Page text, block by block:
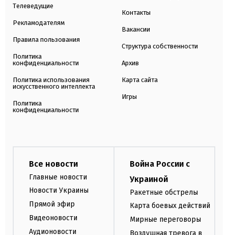
Телеведущие
Рекламодателям
Правила пользования
Политика
конфиденциальности
Политика использования
искусственного интеллекта
Политика
конфиденциальности
Контакты
Вакансии
Структура собственности
Архив
Карта сайта
Игры
Все новости
Главные новости
Новости Украины
Прямой эфир
Видеоновости
Аудионовости
Война России с
Украиной
Ракетные обстрелы
Карта боевых действий
Мирные переговоры
Воздушная тревога в